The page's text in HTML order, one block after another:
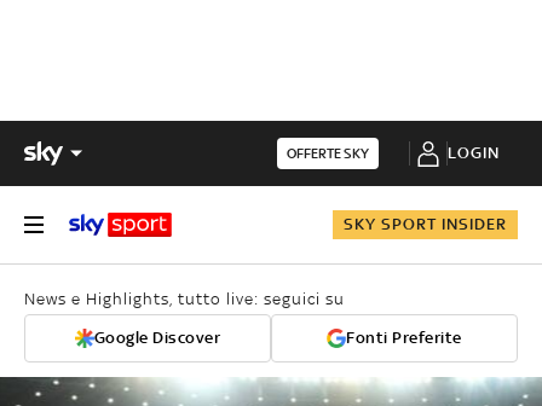
OFFERTE SKY LOGIN
SKY SPORT INSIDER
News e Highlights, tutto live: seguici su
Google Discover Fonti Preferite